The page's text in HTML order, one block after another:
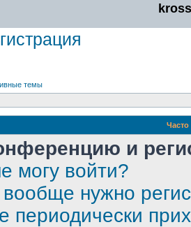
темы
и
могу войти?
нужно
периодически